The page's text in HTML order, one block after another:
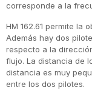
corresponde a la
HM 162.61 permite la
Además hay dos
respecto a la
flujo. La distancia de
distancia es muy
entre los dos pilotes.